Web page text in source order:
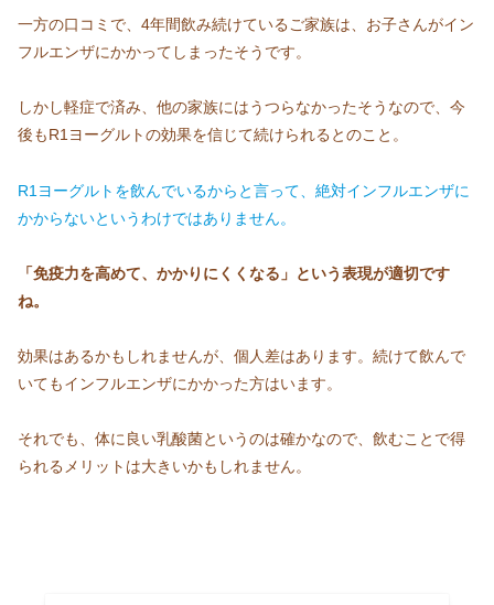
一方の口コミで、4年間飲み続けているご家族は、お子さんがイン
フルエンザにかかってしまったそうです。
しかし軽症で済み、他の家族にはうつらなかったそうなので、今
後もR1ヨーグルトの効果を信じて続けられるとのこと。
R1ヨーグルトを飲んでいるからと言って、絶対インフルエンザに
かからないというわけではありません。
「免疫力を高めて、かかりにくくなる」という表現が適切です
ね。
効果はあるかもしれませんが、個人差はあります。続けて飲んで
いてもインフルエンザにかかった方はいます。
それでも、体に良い乳酸菌というのは確かなので、飲むことで得
られるメリットは大きいかもしれません。